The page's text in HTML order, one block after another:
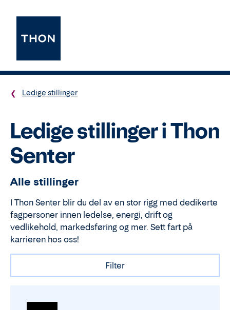
Ledige stillinger
Ledige stillinger i Thon
Senter
Alle stillinger
I Thon Senter blir du del av en stor rigg med dedikerte
fagpersoner innen ledelse, energi, drift og
vedlikehold, markedsføring og mer. Sett fart på
karrieren hos oss!
Filter